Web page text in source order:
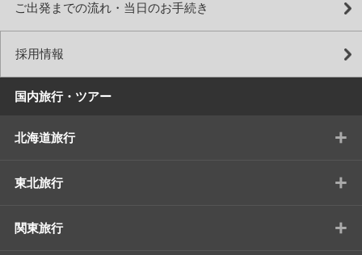
ご出発までの流れ・当日のお手続き
採用情報
国内旅行・ツアー
北海道旅行 +
東北旅行 +
関東旅行 +